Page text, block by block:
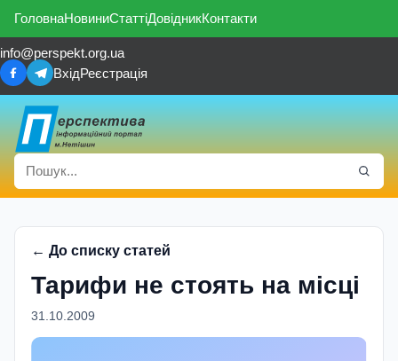
ГоловнаНовиниСтаттіДовідникКонтакти
info@perspekt.org.ua
ВхідРеєстрація
← До списку статей
Тарифи не стоять на місці
31.10.2009